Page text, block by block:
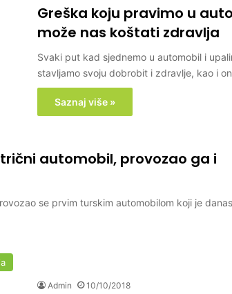
Greška koju pravimo u
može nas koštati zdravlja
Svaki put kad sjednemo u automobil i
stavljamo svoju dobrobit i zdravlje, kao i
Saznaj više »
automobil, provozao ga i
se prvim turskim automobilom koji je danas
Admin 10/10/2018